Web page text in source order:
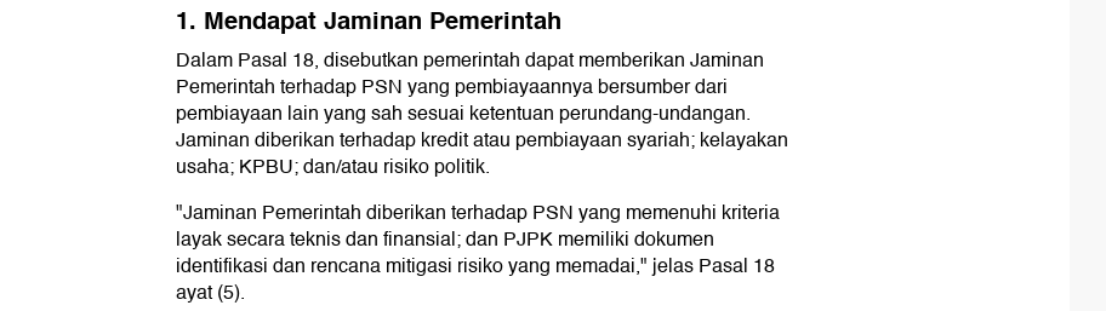
1. Mendapat Jaminan Pemerintah
Dalam Pasal 18, disebutkan pemerintah dapat memberikan Jaminan
Pemerintah terhadap PSN yang pembiayaannya bersumber dari
pembiayaan lain yang sah sesuai ketentuan perundang-undangan.
Jaminan diberikan terhadap kredit atau pembiayaan syariah; kelayakan
usaha; KPBU; dan/atau risiko politik.
"Jaminan Pemerintah diberikan terhadap PSN yang memenuhi kriteria
layak secara teknis dan finansial; dan PJPK memiliki dokumen
identifikasi dan rencana mitigasi risiko yang memadai," jelas Pasal 18
ayat (5).